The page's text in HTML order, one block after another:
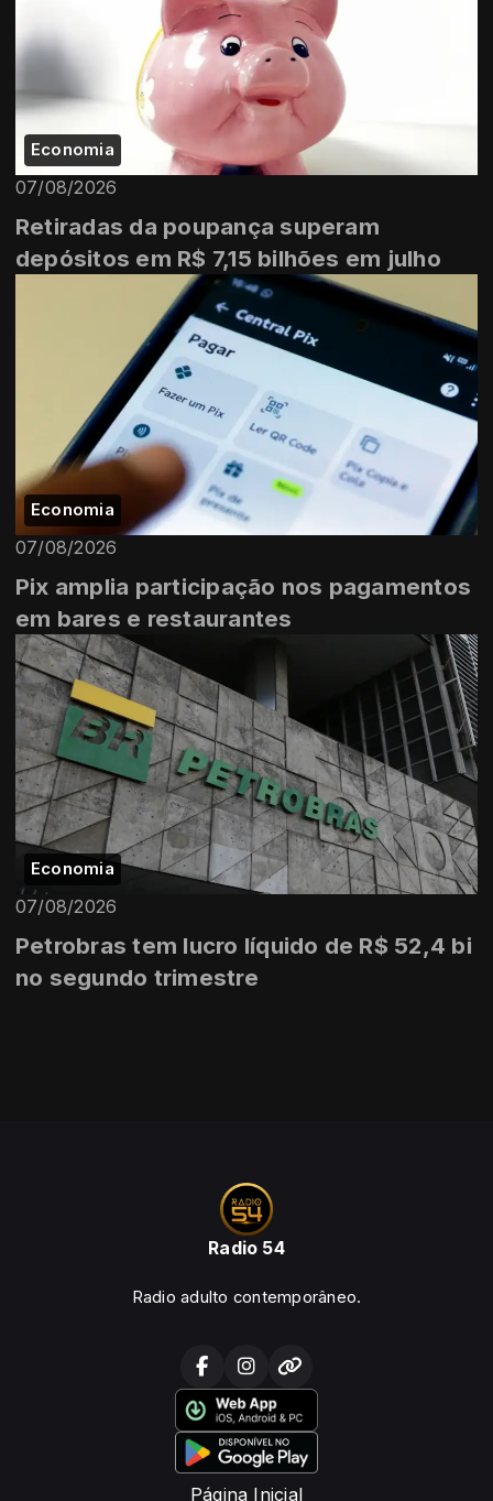
Economia
07/08/2026
Retiradas da poupança superam
depósitos em R$ 7,15 bilhões em julho
Economia
07/08/2026
Pix amplia participação nos pagamentos
em bares e restaurantes
Economia
07/08/2026
Petrobras tem lucro líquido de R$ 52,4 bi
no segundo trimestre
Radio 54
Radio adulto contemporâneo.
Página Inicial